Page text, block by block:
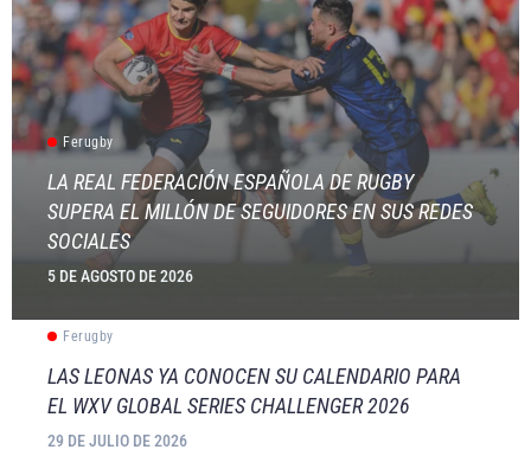
Ferugby
LA REAL FEDERACIÓN ESPAÑOLA DE RUGBY
SUPERA EL MILLÓN DE SEGUIDORES EN SUS REDES
SOCIALES
5 DE AGOSTO DE 2026
Ferugby
LAS LEONAS YA CONOCEN SU CALENDARIO PARA
EL WXV GLOBAL SERIES CHALLENGER 2026
29 DE JULIO DE 2026